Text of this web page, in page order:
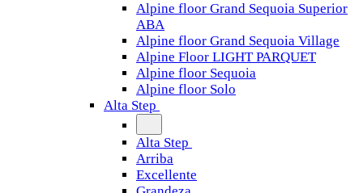
Alpine floor Grand Sequoia Superior
ABA
Alpine floor Grand Sequoia Village
Alpine Floor LIGHT PARQUET
Alpine floor Sequoia
Alpine floor Solo
Alta Step
Alta Step
Arriba
Excellente